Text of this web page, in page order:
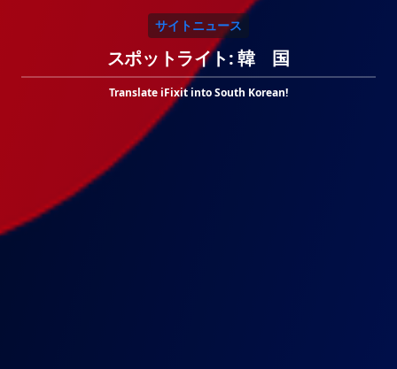
サイトニュース
スポットライト: 韓 国
Translate iFixit into South Korean!